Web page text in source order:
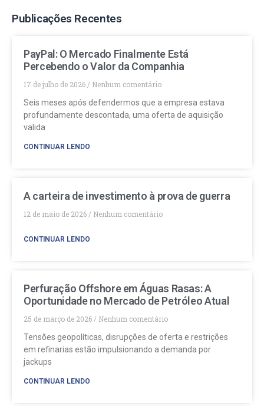
Publicações Recentes
PayPal: O Mercado Finalmente Está
Percebendo o Valor da Companhia
17 de julho de 2026
Nenhum comentário
Seis meses após defendermos que a empresa estava
profundamente descontada, uma oferta de aquisição
valida
CONTINUAR LENDO
A carteira de investimento à prova de guerra
12 de maio de 2026 Nenhum comentário
CONTINUAR LENDO
Perfuração Offshore em Águas Rasas: A
Oportunidade no Mercado de Petróleo Atual
25 de março de 2026
Nenhum comentário
Tensões geopolíticas, disrupções de oferta e restrições
em refinarias estão impulsionando a demanda por
jackups
CONTINUAR LENDO